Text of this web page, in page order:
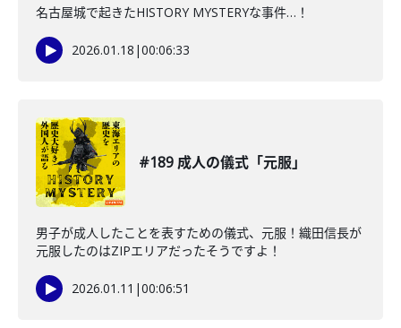
名古屋城で起きたHISTORY MYSTERYな事件…！
2026.01.18 |00:06:33
#189 成人の儀式「元服」
男子が成人したことを表すための儀式、元服！織田信長が
元服したのはZIPエリアだったそうですよ！
2026.01.11 |00:06:51